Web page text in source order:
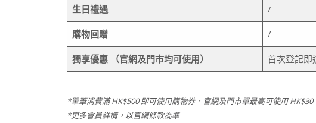
生日禮遇 /
購物回贈 /
獨享優惠 （官網及門市均可使用） 首次登記即
*單筆消費滿 HK$500 即可使用購物券，官網及門市單最高可使用 HK$30
*更多會員詳情，以官網條款為準